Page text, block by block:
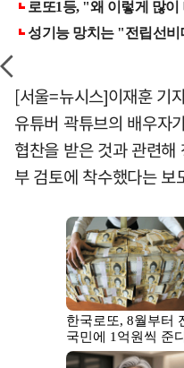
[서울=뉴시스]이재훈 기
유튜버 곽튜브의 배우자
협찬을 받은 것과 관련해
부 검토에 착수했다는 보